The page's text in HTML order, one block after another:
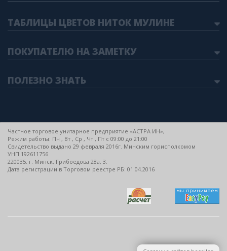
ТАБЛИЦЫ ЦВЕТОВ НИТОК МУЛИНЕ
ПОКУПАТЕЛЮ НА ЗАМЕТКУ
ПОЛЕЗНО ЗНАТЬ
Частное торговое унитарное предприятие «АСТРА ИН»,
Режим работы: Пн , Вт , Ср , Чт , Пт c 09:00 до 21:00
Свидетельство выдано 29 февраля 2016г. Минским горисполкомом
УНП 192611756
220035. г. Минск, Грибоедова 28а, 3.
Дата регистрации в Торговом реестре РБ: 01.04.2016